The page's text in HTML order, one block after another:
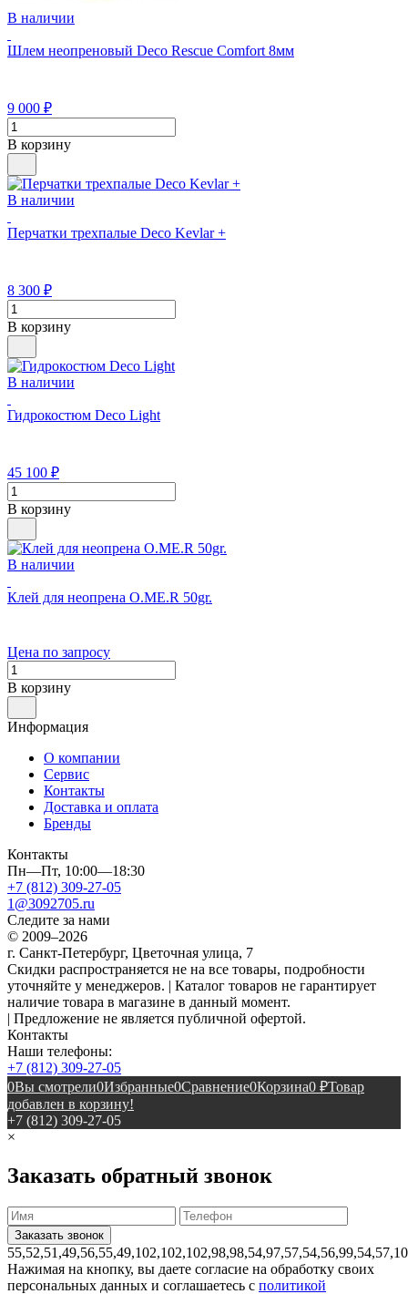
В наличии
Шлем неопреновый Deco Rescue Comfort 8мм
9 000 ₽
В корзину
В наличии
Перчатки трехпалые Deco Kevlar +
8 300 ₽
В корзину
В наличии
Гидрокостюм Deco Light
45 100 ₽
В корзину
В наличии
Клей для неопрена O.ME.R 50gr.
Цена по запросу
В корзину
Информация
О компании
Сервис
Контакты
Доставка и оплата
Бренды
Контакты
Пн—Пт, 10:00—18:30
+7 (812) 309-27-05
1@3092705.ru
Следите за нами
© 2009–2026
г. Санкт-Петербург, Цветочная улица, 7
Скидки распространяется не на все товары, подробности
уточняйте у менеджеров. | Каталог товаров не гарантирует
наличие товара в магазине в данный момент.
| Предложение не является публичной офертой.
Контакты
Наши телефоны:
+7 (812) 309-27-05
0Вы смотрели0Избранные0Сравнение0Корзина0 ₽Товар
добавлен в корзину!
+7 (812) 309-27-05
×
Заказать обратный звонок
Нажимая на кнопку, вы даете согласие на обработку своих
персональных данных и соглашаетесь с политикой